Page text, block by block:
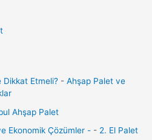
Dikkat Etmeli? -Ahşap Palet ve
Ahşap Palet
Ekonomik Çözümler - - 2. El Palet